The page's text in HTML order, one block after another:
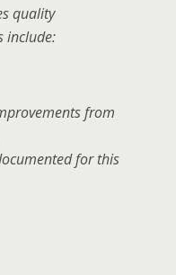
quality
include:
from
for this